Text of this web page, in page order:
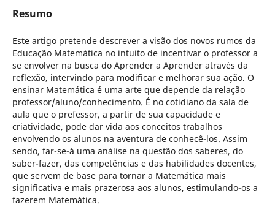
Resumo
Este artigo pretende descrever a visão dos novos rumos da
Educação Matemática no intuito de incentivar o professor a
se envolver na busca do Aprender a Aprender através da
reflexão, intervindo para modificar e melhorar sua ação. O
ensinar Matemática é uma arte que depende da relação
professor/aluno/conhecimento. É no cotidiano da sala de
aula que o prefessor, a partir de sua capacidade e
criatividade, pode dar vida aos conceitos trabalhos
envolvendo os alunos na aventura de conhecê-los. Assim
sendo, far-se-á uma análise na questão dos saberes, do
saber-fazer, das competências e das habilidades docentes,
que servem de base para tornar a Matemática mais
significativa e mais prazerosa aos alunos, estimulando-os a
fazerem Matemática.